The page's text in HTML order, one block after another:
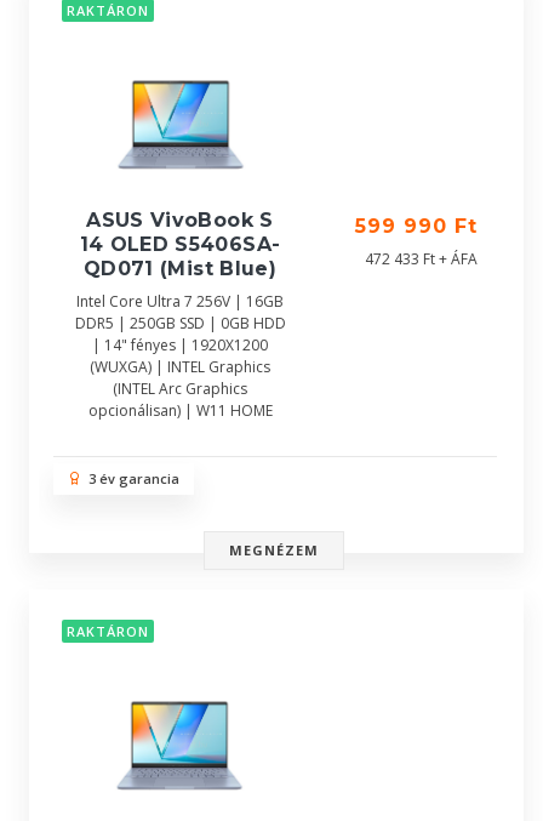
RAKTÁRON
ASUS VivoBook S
14 OLED S5406SA-
QD071 (Mist Blue)
Intel Core Ultra 7 256V | 16GB
DDR5 | 250GB SSD | 0GB HDD
| 14" fényes | 1920X1200
(WUXGA) | INTEL Graphics
(INTEL Arc Graphics
opcionálisan) | W11 HOME
599 990 Ft
472 433 Ft + ÁFA
3 év garancia
MEGNÉZEM
RAKTÁRON